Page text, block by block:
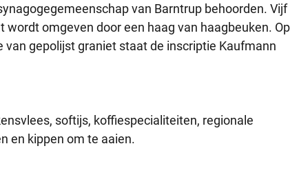
van Barntrup behoorden. Vijf
omgeven door een haag van haagbeuken. Op
gepolijst graniet staat de inscriptie Kaufmann
softijs, koffiespecialiteiten, regionale
en kippen om te aaien.